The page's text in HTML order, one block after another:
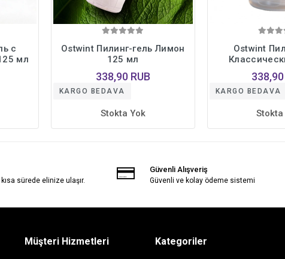
с
мл
Ostwint Пилинг-гель Лимон
125 мл
338,90 RUB
KARGO BEDAVA
Stokta Yok
Ostwint
338,90
KARGO BEDAVA
Stokta
sürede elinize ulaşır.
Güvenli Alışveriş
Güvenli ve kolay ödeme sistemi
Müşteri Hizmetleri Kategoriler